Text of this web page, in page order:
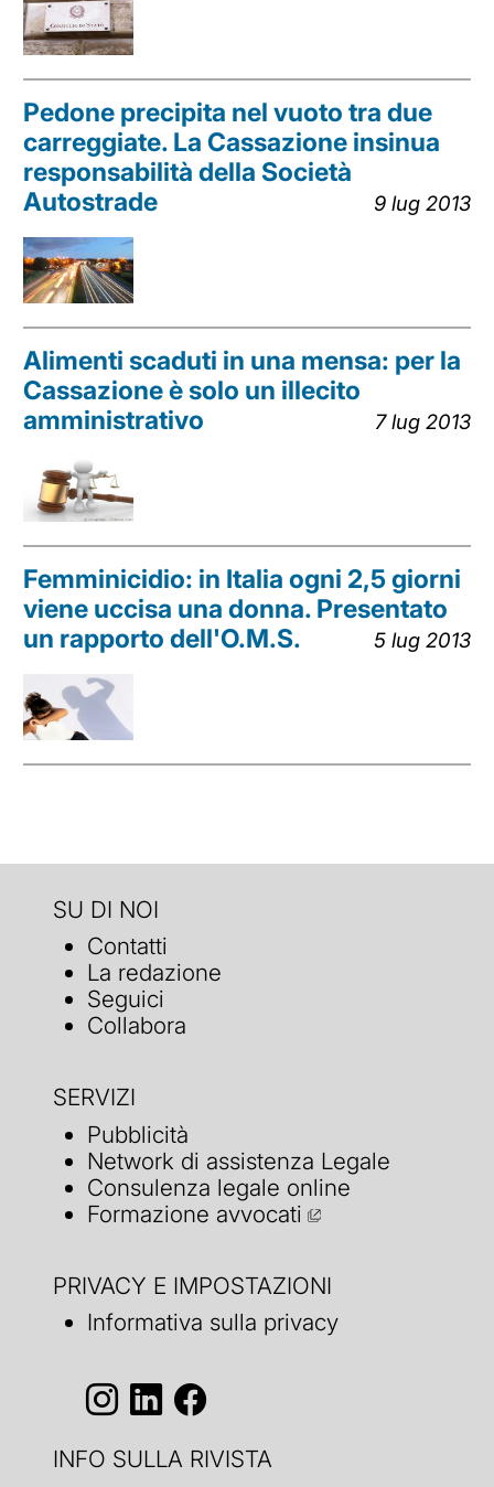
Pedone precipita nel vuoto tra due
carreggiate. La Cassazione insinua
responsabilità della Società
Autostrade
9 lug 2013
Alimenti scaduti in una mensa: per la
Cassazione è solo un illecito
amministrativo
7 lug 2013
Femminicidio: in Italia ogni 2,5 giorni
viene uccisa una donna. Presentato
un rapporto dell'O.M.S.
5 lug 2013
SU DI NOI
Contatti
La redazione
Seguici
Collabora
SERVIZI
Pubblicità
Network di assistenza Legale
Consulenza legale online
Formazione avvocati
PRIVACY E IMPOSTAZIONI
Informativa sulla privacy
INFO SULLA RIVISTA